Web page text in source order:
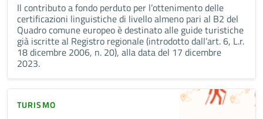
Il contributo a fondo perduto per l’ottenimento delle
certificazioni linguistiche di livello almeno pari al B2 del
Quadro comune europeo è destinato alle guide turistiche
già iscritte al Registro regionale (introdotto dall’art. 6, L.r.
18 dicembre 2006, n. 20), alla data del 17 dicembre
2023.
TURISMO